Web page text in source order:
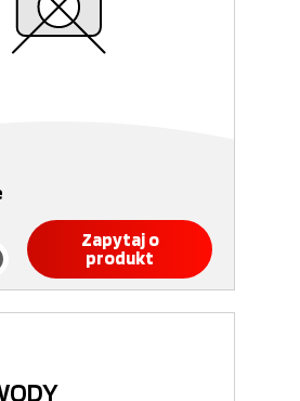
Zapytaj o
produkt